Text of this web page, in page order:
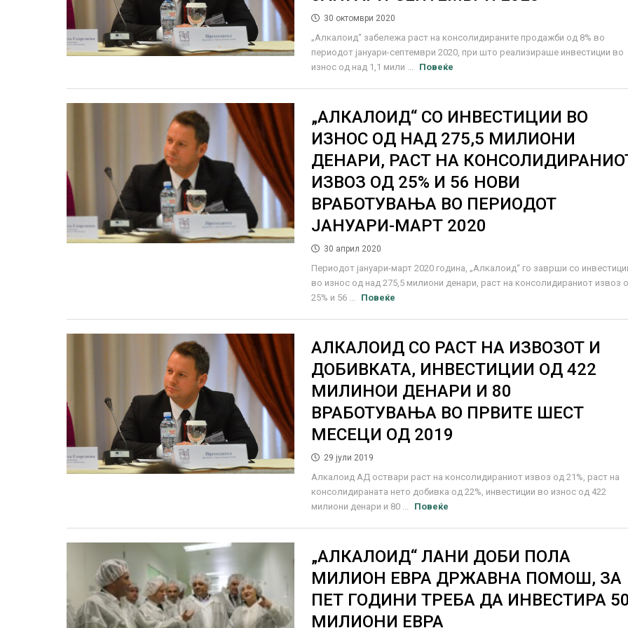
30 октомври 2020
„Алкалоид“ забележа раст на консолидираните продажби од 8% во
периодот јануари-септември 2020, при што реализираше инвестиции во
износ од над 1,1 мили ...
Повеќе
„АЛКАЛОИД“ СО ИНВЕСТИЦИИ ВО
ИЗНОС ОД НАД 275,5 МИЛИОНИ
ДЕНАРИ, РАСТ НА
ИЗВОЗ ОД 25% И 56 НОВИ
ВРАБОТУВАЊА ВО ПЕРИОДОТ
ЈАНУАРИ-МАРТ 2020
30 април 2020
Периодот јануари-март 2020 година, „Алкалоид“ го заврши со
во износ од над 275,5 милиони денари, раст на консолидираниот извоз
25% и 56 ...
Повеќе
АЛКАЛОИД СО РАСТ НА ИЗВОЗОТ И
ДОБИВКАТА, ИНВЕСТИЦИИ ОД 422
МИЛИНОИ ДЕНАРИ И 80
ВРАБОТУВАЊА ВО ПРВИТЕ ШЕСТ
МЕСЕЦИ ОД 2019
29 јули 2019
Алкалоид АД оствари раст на консолидираниот извоз од 21%, раст на
консолидираната нето добивка од 22%, инвестиции во износ од 422
милиони денари и 80 ...
Повеќе
„АЛКАЛОИД“ ЛАНИ ДОБИ ПОЛА
МИЛИОН ЕВРА ДРЖАВНА ПОМОШ, ЗА
ПЕТ ГОДИНИ ТРЕБА ДА ИНВЕСТИРА 50
МИЛИОНИ ЕВРА